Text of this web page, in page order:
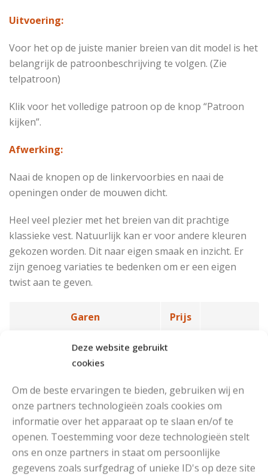
Deze website gebruikt
cookies
Om de beste ervaringen te bieden, gebruiken wij en
onze partners technologieën zoals cookies om
informatie over het apparaat op te slaan en/of te
openen. Toestemming voor deze technologieën stelt
ons en onze partners in staat om persoonlijke
gegevens zoals surfgedrag of unieke ID's op deze site
Uitvoering:
Voor het op de juiste manier breien van dit model is het
belangrijk de patroonbeschrijving te volgen. (Zie
telpatroon)
Klik voor het volledige patroon op de knop “Patroon
kijken”.
Afwerking:
Naai de knopen op de linkervoorbies en naai de
openingen onder de mouwen dicht.
Heel veel plezier met het breien van dit prachtige
klassieke vest. Natuurlijk kan er voor andere kleuren
gekozen worden. Dit naar eigen smaak en inzicht. Er
zijn genoeg variaties te bedenken om er een eigen
twist aan te geven.
Garen Prijs
Drops Kid-Silk Uni Colour (25
Drops Kid-Silk Long Print (25
gr)
€5,25
Bestel
nu*
*De garens worden verkocht op OuderwetsGaren.nl waar
wij garens verkopen. Dus je bestelt gewoon vertrouwd via
ons, maar dan op een andere website.